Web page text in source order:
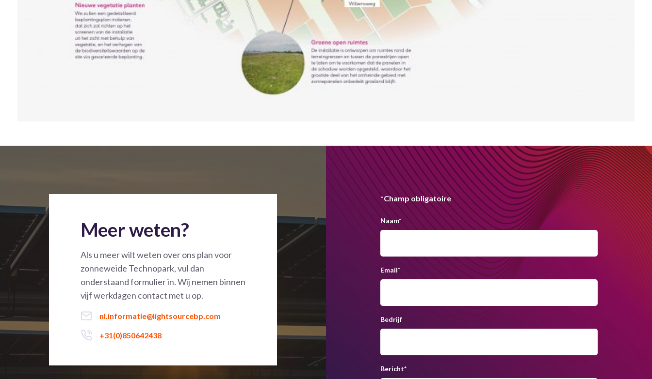
Meer weten?
Als u meer wilt weten over ons plan voor
zonneweide Technopark, vul dan
onderstaand formulier in. Wij nemen binnen
vijf werkdagen contact met u op.
nl.informatie@lightsourcebp.com
+31(0)850642438
*Champ obligatoire
Naam*
Email*
Bedrijf
Bericht*